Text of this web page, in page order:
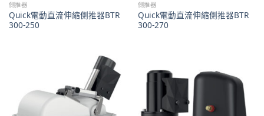
側推器
Quick電動直流伸縮側推器BTR
300-250
側推器
Quick電動直流伸縮側推器BTR
300-270